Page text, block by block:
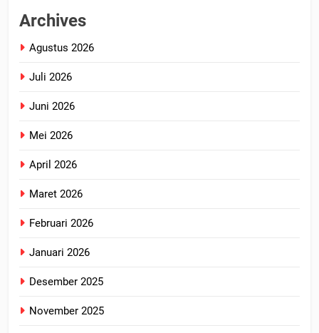
Archives
Agustus 2026
Juli 2026
Juni 2026
Mei 2026
April 2026
Maret 2026
Februari 2026
Januari 2026
Desember 2025
November 2025